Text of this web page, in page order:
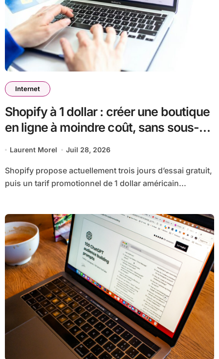
Internet
Shopify à 1 dollar : créer une boutique
en ligne à moindre coût, sans sous-
estimer la suite
Laurent Morel Juil 28, 2026
Shopify propose actuellement trois jours d’essai gratuit,
puis un tarif promotionnel de 1 dollar américain...